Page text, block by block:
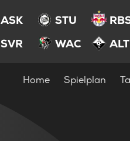
ASK STU
SVR
WAC ALT
Home Spielplan